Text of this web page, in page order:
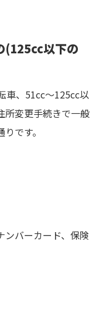
(125cc以下の
車、51cc～125cc以
所変更手続きで一般
です。
ンバーカード、保険